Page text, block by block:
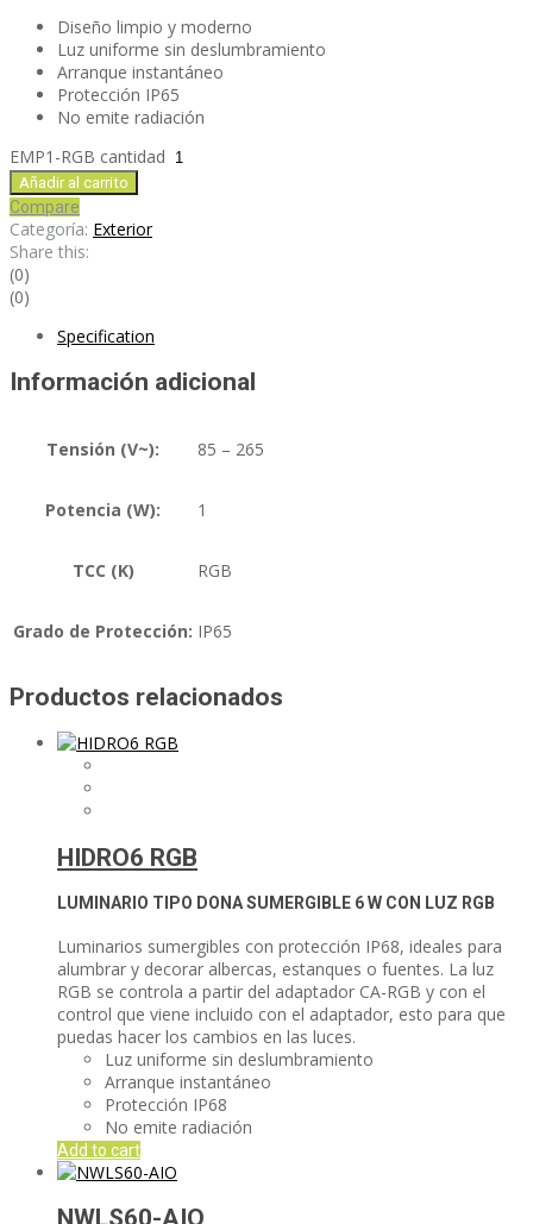
Diseño limpio y moderno
Luz uniforme sin deslumbramiento
Arranque instantáneo
Protección IP65
No emite radiación
EMP1-RGB cantidad
Añadir al carrito
Compare
Categoría: Exterior
Share this:
(0)
(0)
Specification
Información adicional
Tensión (V~): 85 – 265
Potencia (W): 1
TCC (K) RGB
Grado de Protección: IP65
Productos relacionados
HIDRO6 RGB
LUMINARIO TIPO DONA SUMERGIBLE 6 W CON LUZ RGB
Luminarios sumergibles con protección IP68, ideales para
alumbrar y decorar albercas, estanques o fuentes. La luz
RGB se controla a partir del adaptador CA-RGB y con el
control que viene incluido con el adaptador, esto para que
puedas hacer los cambios en las luces.
Luz uniforme sin deslumbramiento
Arranque instantáneo
Protección IP68
No emite radiación
Add to cart